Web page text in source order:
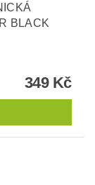
BLACK
349 Kč